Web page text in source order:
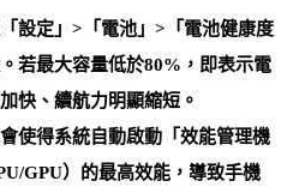
設定」>「電池」>「電池健康度
若最大容量低於80%，即表示電
快、續航力明顯縮短。
使得系統自動啟動「效能管理機
GPU）的最高效能，導致手機